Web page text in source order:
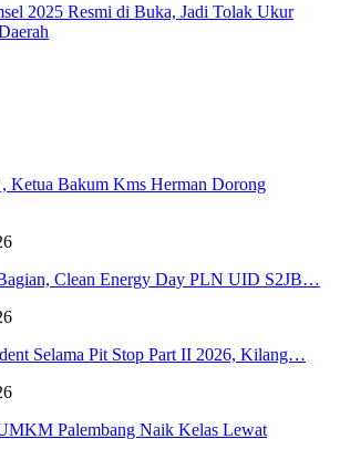
2025 Resmi di Buka, Jadi Tolak Ukur
Bakum Kms Herman Dorong
Clean Energy Day PLN UID S2JB…
Selama Pit Stop Part II 2026, Kilang…
Palembang Naik Kelas Lewat